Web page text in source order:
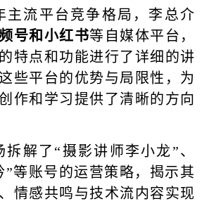
主流平台竞争格局，李总介
号和小红书等自媒体平台，
特点和功能进行了详细的讲
些平台的优势与局限性，为
作和学习提供了清晰的方向
拆解了“摄影讲师李小龙”、
”等账号的运营策略，揭示其
情感共鸣与技术流内容实现